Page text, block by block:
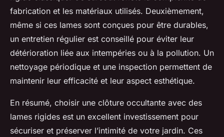
fabrication et les matériaux utilisés. Deuxièmement,
même si ces lames sont conçues pour être durables,
un entretien régulier est conseillé pour éviter leur
détérioration liée aux intempéries ou à la pollution. Un
nettoyage périodique et une inspection permettent de
maintenir leur efficacité et leur aspect esthétique.
En résumé, choisir une clôture occultante avec des
lames rigides est un excellent investissement pour
sécuriser et préserver l’intimité de votre jardin. Ces